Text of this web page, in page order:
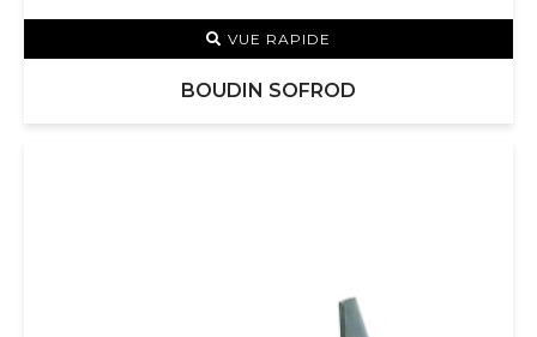
VUE RAPIDE
BOUDIN SOFROD